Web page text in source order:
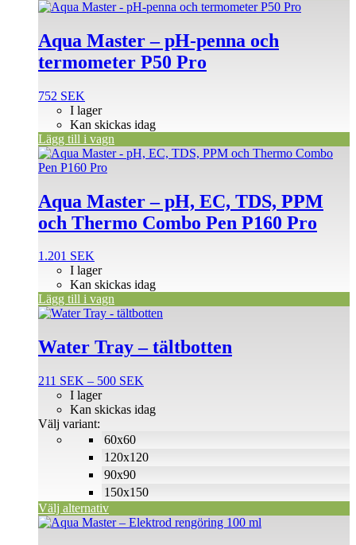
Aqua Master – pH-penna och
termometer P50 Pro
752 SEK
I lager
Kan skickas idag
Lägg till i vagn
Aqua Master – pH, EC, TDS, PPM
och Thermo Combo Pen P160 Pro
1.201 SEK
I lager
Kan skickas idag
Lägg till i vagn
Water Tray – tältbotten
211 SEK – 500 SEK
till
60x60
120x120
90x90
150x150
I lager
Kan skickas idag
Välj variant:
Välj alternativ
Den
produkten
har
varianter.
olika
alternativen